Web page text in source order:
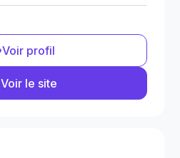
Voir profil
Voir le site